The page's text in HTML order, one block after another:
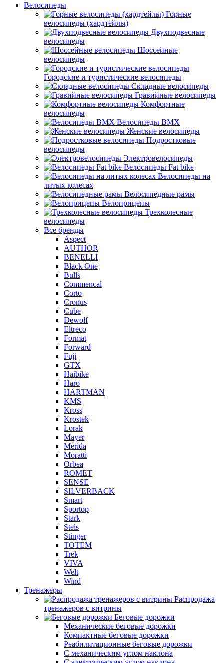
Велосипеды
Горные
велосипеды (хардтейлы)
Двухподвесные
велосипеды
Шоссейные
велосипеды
Городские и туристические велосипеды
Складные велосипеды
Гравийные велосипеды
Комфортные
велосипеды
Велосипеды BMX
Женские велосипеды
Подростковые
велосипеды
Электровелосипеды
Велосипеды Fat bike
Велосипеды на
литых колесах
Велосипедные рамы
Велоприцепы
Трехколесные
велосипеды
Все бренды
Aspect
AUTHOR
BENELLI
Black One
Bulls
Commencal
Corto
Cronus
Cube
Dewolf
Eltreco
Format
Forward
Fuji
GTX
Haibike
Haro
HARTMAN
KMS
Kross
Krostek
Lorak
Mayer
Merida
Moratti
Orbea
ROMET
SENSE
SILVERBACK
Smart
Sportop
Stark
Stels
Stinger
TOTEM
Trek
VIVA
Welt
Wind
Тренажеры
Распродажа
тренажеров с витрины
Беговые дорожки
Механические беговые дорожки
Компактные беговые дорожки
Реабилитационные беговые дорожки
С механическим углом наклона